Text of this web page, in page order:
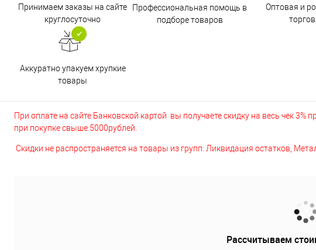
Принимаем заказы на сайте
круглосуточно
Профессиональная помощь в
подборе товаров
Оптовая и
Аккуратно упакуем хрупкие
товары
При оплате на сайте Банковской картой вы получаете скидку на весь чек 3%
при покупке свыше 5000рублей.
Скидки не распространяется на товары из групп: Ликвидация остатков,
Рассчитываем